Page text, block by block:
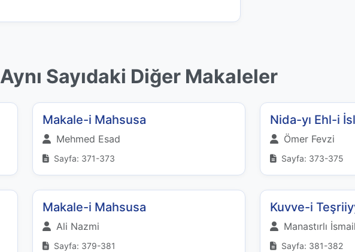
Aynı Sayıdaki Diğer Makaleler
Makale-i Mahsusa
Mehmed Esad
Sayfa: 371-373
Nida-yı Ehl-i
Ömer Fevzi
Sayfa: 373-375
Makale-i Mahsusa
Ali Nazmi
Sayfa: 379-381
Kuvve-i
Manastırlı
Sayfa: 381-382